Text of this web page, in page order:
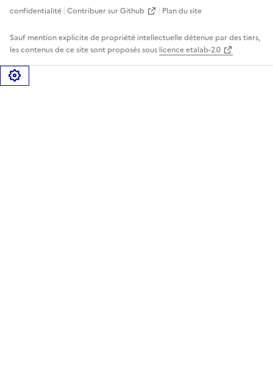
confidentialité Contribuer sur Github Plan du site
Sauf mention explicite de propriété intellectuelle détenue par des tiers,
les contenus de ce site sont proposés sous licence etalab-2.0
Gérer les cookies